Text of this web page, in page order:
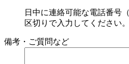
日中に連絡可能な電話番号
区切りで入力してください。
備考・ご質問など